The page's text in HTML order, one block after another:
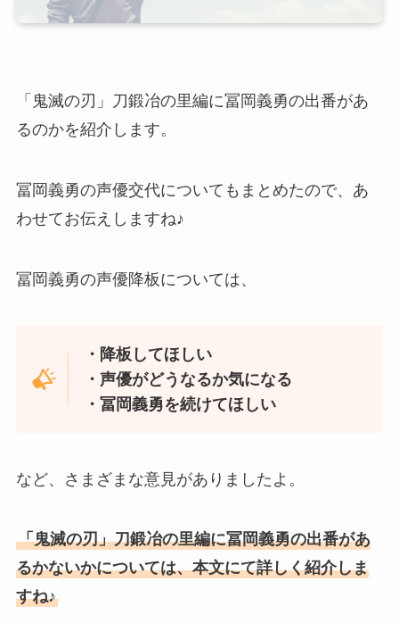
「鬼滅の刃」刀鍛冶の里編に冨岡義勇の出番があ
るのかを紹介します。
冨岡義勇の声優交代についてもまとめたので、あ
わせてお伝えしますね♪
冨岡義勇の声優降板については、
・降板してほしい
・声優がどうなるか気になる
・冨岡義勇を続けてほしい
など、さまざまな意見がありましたよ。
「鬼滅の刃」刀鍛冶の里編に冨岡義勇の出番があ
るかないかについては、本文にて詳しく紹介しま
すね♪